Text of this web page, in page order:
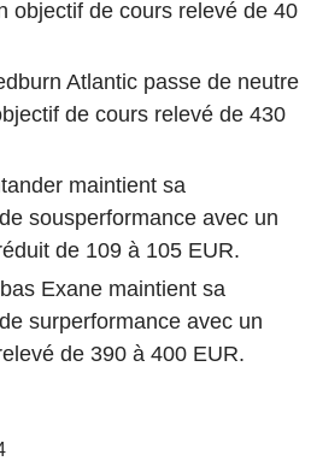
objectif de cours relevé de 40
Atlantic passe de neutre
de cours relevé de 430
maintient sa
sousperformance avec un
de 109 à 105 EUR.
Exane maintient sa
surperformance avec un
de 390 à 400 EUR.